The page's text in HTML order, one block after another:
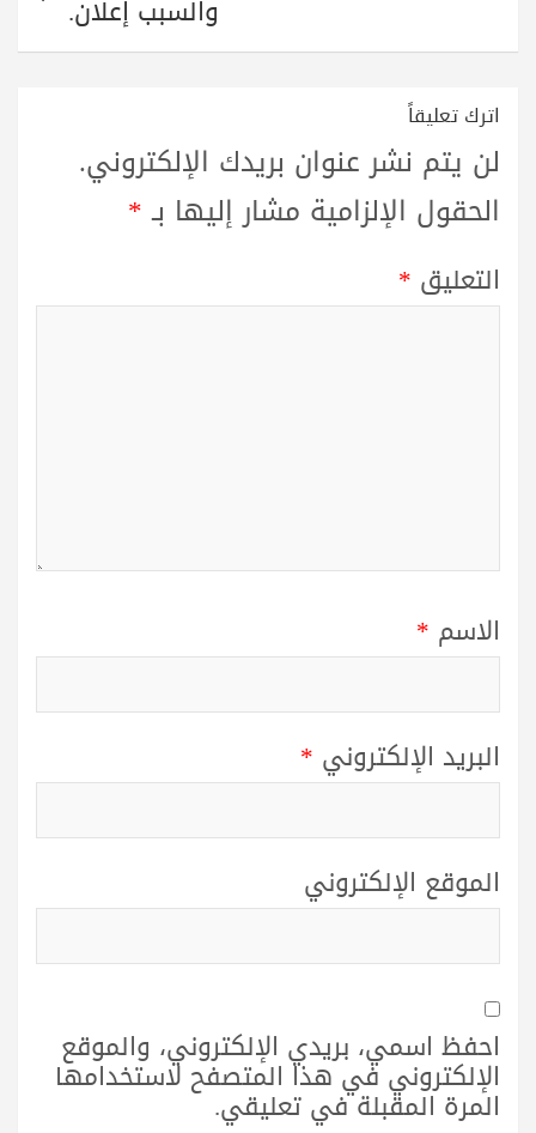
والسبب إعلان.
اترك تعليقاً
لن يتم نشر عنوان بريدك الإلكتروني.
الحقول الإلزامية مشار إليها بـ*
التعليق *
الاسم *
البريد الإلكتروني *
الموقع الإلكتروني
احفظ اسمي، بريدي الإلكتروني، والموقع
الإلكتروني في هذا المتصفح لاستخدامها
المرة المقبلة في تعليقي.